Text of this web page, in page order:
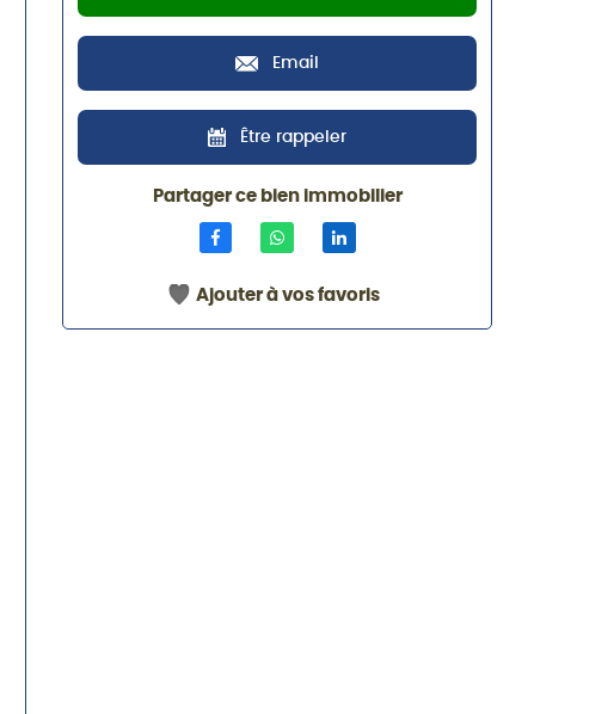
Email
Être rappeler
Partager ce bien immobilier
Ajouter à vos favoris